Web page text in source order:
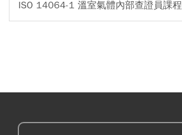
ISO 14064-1 溫室氣體內部查證員課程